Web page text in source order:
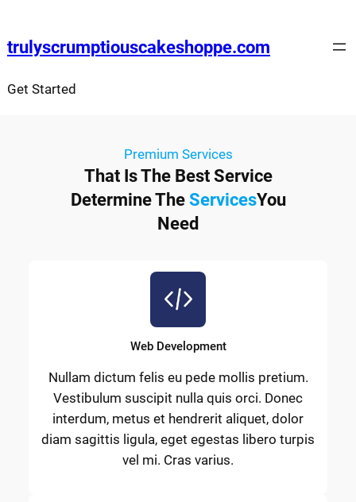
trulyscrumptiouscakeshoppe.com
Get Started
Premium Services
That Is The Best Service
Determine The ServicesYou
Need
Web Development
Nullam dictum felis eu pede mollis pretium.
Vestibulum suscipit nulla quis orci. Donec
interdum, metus et hendrerit aliquet, dolor
diam sagittis ligula, eget egestas libero turpis
vel mi. Cras varius.